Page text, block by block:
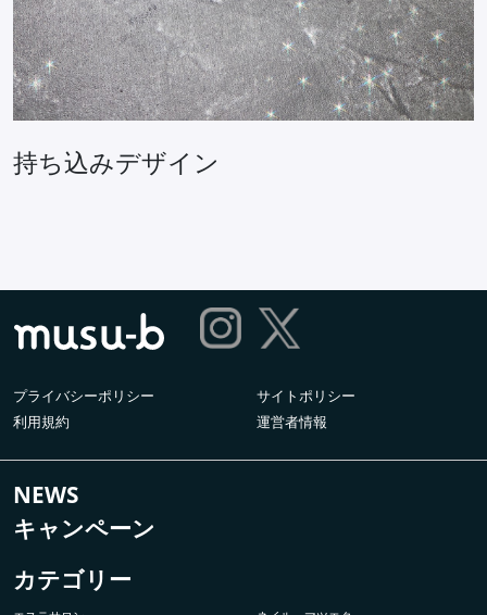
持ち込みデザイン
プライバシーポリシー
サイトポリシー
利用規約
運営者情報
NEWS
キャンペーン
カテゴリー